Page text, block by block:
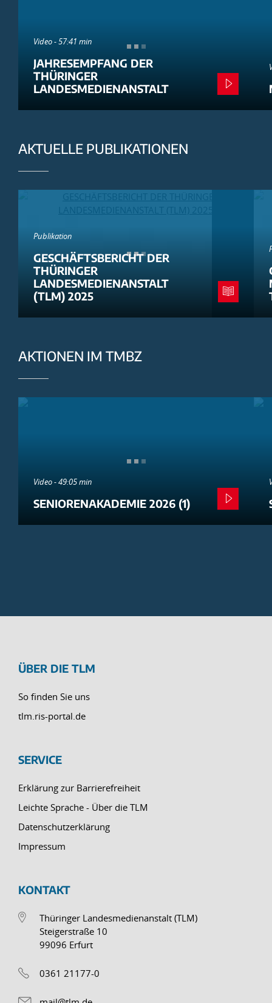
Video - 57:41 min
JAHRESEMPFANG DER
THÜRINGER
LANDESMEDIENANSTALT
AKTUELLE PUBLIKATIONEN
Publikation
GESCHÄFTSBERICHT DER
THÜRINGER
LANDESMEDIENANSTALT
(TLM) 2025
AKTIONEN IM TMBZ
Video - 49:05 min
SENIORENAKADEMIE 2026 (1)
ÜBER DIE TLM
So finden Sie uns
tlm.ris-portal.de
SERVICE
Erklärung zur Barrierefreiheit
Leichte Sprache - Über die TLM
Datenschutzerklärung
Impressum
KONTAKT
Thüringer Landesmedienanstalt (TLM)
Steigerstraße 10
99096 Erfurt
0361 21177-0